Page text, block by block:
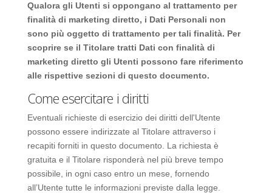
Qualora gli Utenti si oppongano al trattamento per
finalità di marketing diretto, i Dati Personali non
sono più oggetto di trattamento per tali finalità. Per
scoprire se il Titolare tratti Dati con finalità di
marketing diretto gli Utenti possono fare riferimento
alle rispettive sezioni di questo documento.
Come esercitare i diritti
Eventuali richieste di esercizio dei diritti dell'Utente
possono essere indirizzate al Titolare attraverso i
recapiti forniti in questo documento. La richiesta è
gratuita e il Titolare risponderà nel più breve tempo
possibile, in ogni caso entro un mese, fornendo
all’Utente tutte le informazioni previste dalla legge.